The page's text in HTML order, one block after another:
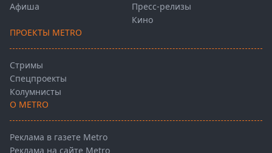
Афиша
Пресс-релизы
Кино
ПРОЕКТЫ METRO
Стримы
Спецпроекты
Колумнисты
О METRO
Реклама в газете Metro
Реклама на сайте Metro